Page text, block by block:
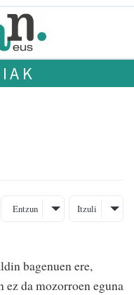
Entzun Itzuli
bagenuen ere,
ez da mozorroen eguna